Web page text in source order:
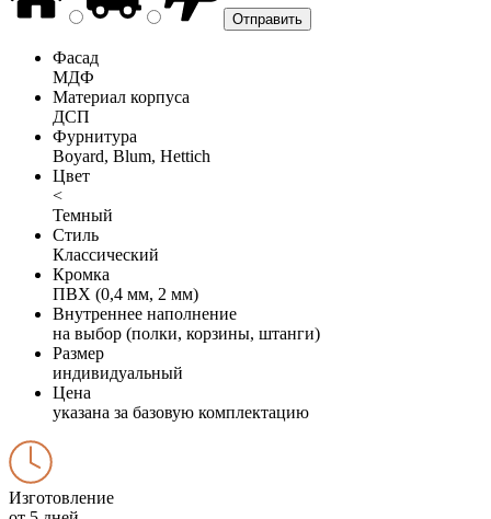
Фасад
МДФ
Материал корпуса
ДСП
Фурнитура
Boyard, Blum, Hettich
Цвет
<
Темный
Стиль
Классический
Кромка
ПВХ (0,4 мм, 2 мм)
Внутреннее наполнение
на выбор (полки, корзины, штанги)
Размер
индивидуальный
Цена
указана за базовую комплектацию
Изготовление